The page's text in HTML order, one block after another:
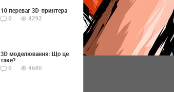
10 переваг 3D-принтера
0
4292
3D моделювання: Що це
таке?
0
4680